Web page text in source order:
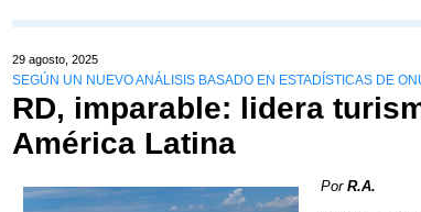
29 agosto, 2025
SEGÚN UN NUEVO ANÁLISIS BASADO EN ESTADÍSTICAS DE
RD, imparable: lidera
América Latina
Por R.A.